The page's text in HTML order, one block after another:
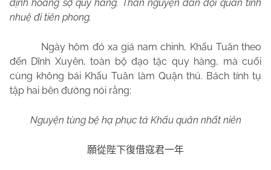
định hoảng sợ quy hàng. Thần nguyện dẫn đội quân tinh
nhuệ đi tiên phong.
Ngày hôm đó xa giá nam chinh, Khấu Tuân theo
đến Dĩnh Xuyên, toàn bộ đạo tặc quy hàng, mà cuối
cùng không bái Khấu Tuân làm Quận thú. Bách tính tụ
tập hai bên đường nói rằng:
Nguyện tùng bệ hạ phục tá Khấu quân nhất niên
願從陛下復借寇君一年